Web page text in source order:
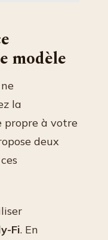
modèle
la
propre à votre
deux
Fi. En